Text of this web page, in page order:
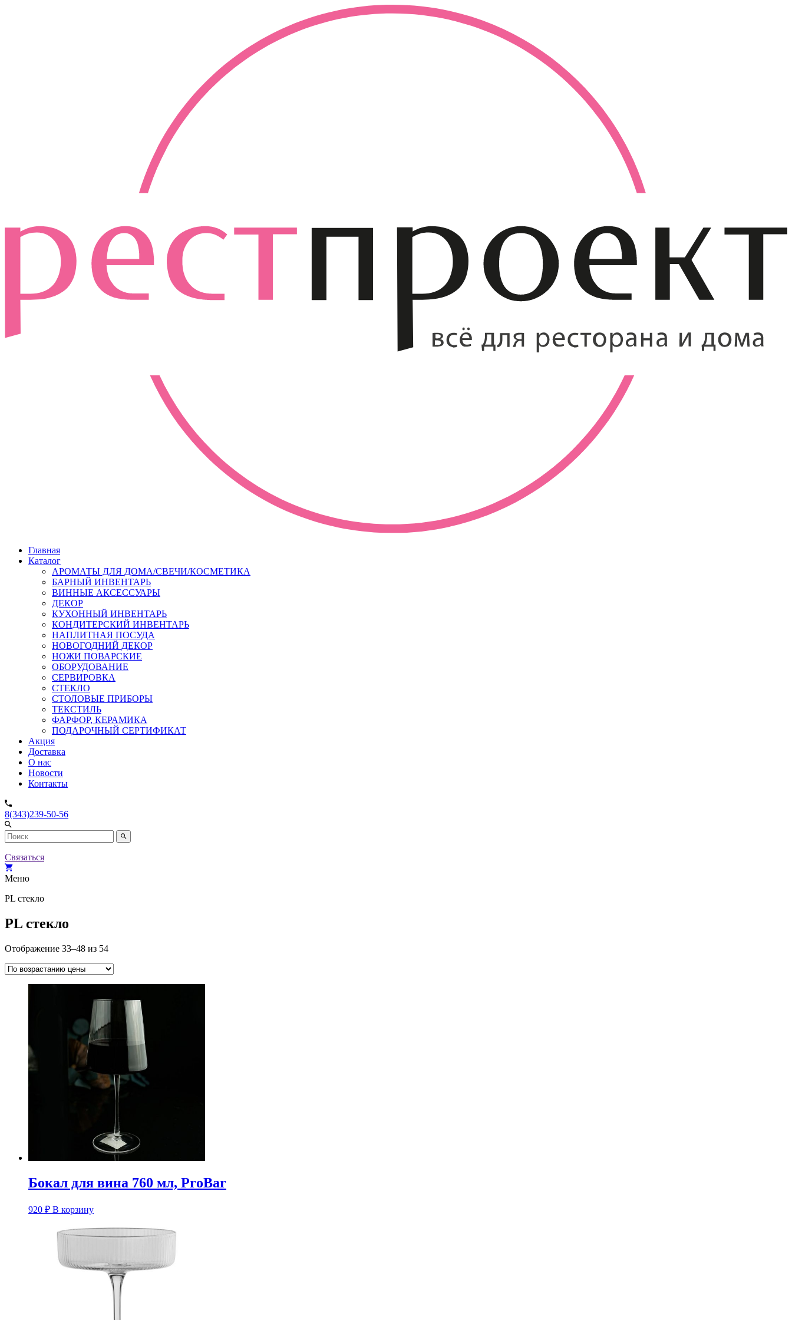
Главная
Каталог
АРОМАТЫ ДЛЯ ДОМА/СВЕЧИ/КОСМЕТИКА
БАРНЫЙ ИНВЕНТАРЬ
ВИННЫЕ АКСЕССУАРЫ
ДЕКОР
КУХОННЫЙ ИНВЕНТАРЬ
КОНДИТЕРСКИЙ ИНВЕНТАРЬ
НАПЛИТНАЯ ПОСУДА
НОВОГОДНИЙ ДЕКОР
НОЖИ ПОВАРСКИЕ
ОБОРУДОВАНИЕ
СЕРВИРОВКА
СТЕКЛО
СТОЛОВЫЕ ПРИБОРЫ
ТЕКСТИЛЬ
ФАРФОР, КЕРАМИКА
ПОДАРОЧНЫЙ СЕРТИФИКАТ
Акция
Доставка
О нас
Новости
Контакты
8(343)239-50-56
Связаться
Меню
PL стекло
PL стекло
Отображение 33–48 из 54
Бокал для вина 760 мл, ProBar
920 ₽ В корзину